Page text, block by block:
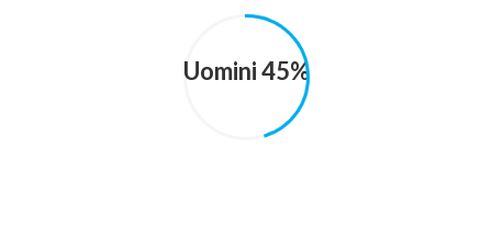
Uomini 45%